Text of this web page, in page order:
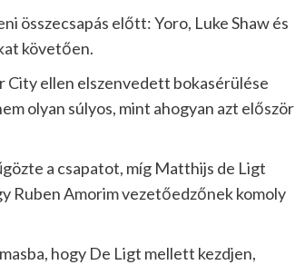
összecsapás előtt: Yoro, Luke Shaw és
követően.
City ellen elszenvedett bokasérülése
olyan súlyos, mint ahogyan azt először
a csapatot, míg Matthijs de Ligt
Ruben Amorim vezetőedzőnek komoly
hogy De Ligt mellett kezdjen,